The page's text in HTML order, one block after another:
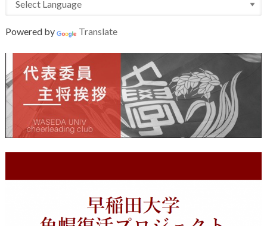
Powered by Translate